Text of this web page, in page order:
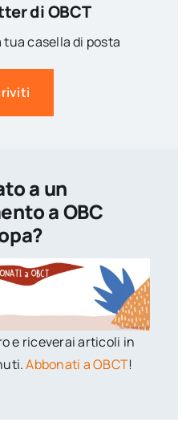
di OBCT
casella di posta
a un
a OBC
e riceverai articoli in
Abbonati a OBCT!